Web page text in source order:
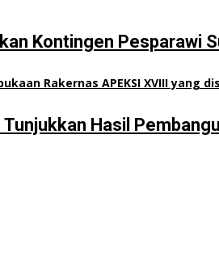
Kontingen Pesparawi
Hasil